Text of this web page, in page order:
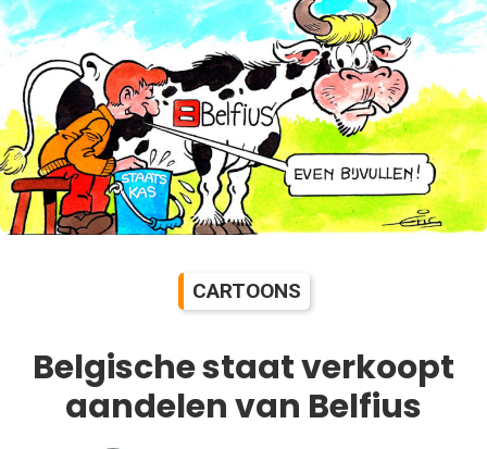
CARTOONS
Belgische staat verkoopt
aandelen van Belfius